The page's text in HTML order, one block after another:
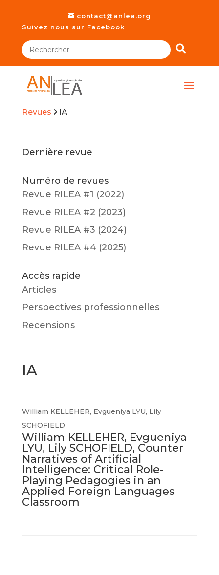
contact@anlea.org
Suivez nous sur Facebook
Revues IA
Dernière revue
Numéro de revues
Revue RILEA #1 (2022)
Revue RILEA #2 (2023)
Revue RILEA #3 (2024)
Revue RILEA #4 (2025)
Accès rapide
Articles
Perspectives professionnelles
Recensions
IA
William KELLEHER, Evgueniya LYU, Lily
SCHOFIELD
William KELLEHER, Evgueniya
LYU, Lily SCHOFIELD, Counter
Narratives of Artificial
Intelligence: Critical Role-
Playing Pedagogies in an
Applied Foreign Languages
Classroom